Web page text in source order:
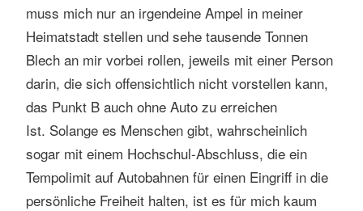
muss mich nur an irgendeine Ampel in meiner
Heimatstadt stellen und sehe tausende Tonnen
Blech an mir vorbei rollen, jeweils mit einer Person
darin, die sich offensichtlich nicht vorstellen kann,
das Punkt B auch ohne Auto zu erreichen
Ist. Solange es Menschen gibt, wahrscheinlich
sogar mit einem Hochschul-Abschluss, die ein
Tempolimit auf Autobahnen für einen Eingriff in die
persönliche Freiheit halten, ist es für mich kaum